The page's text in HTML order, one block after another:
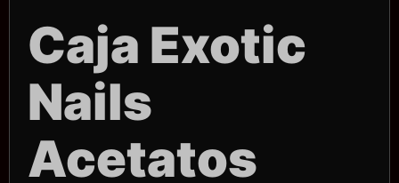
Caja Exotic
Nails
Acetatos